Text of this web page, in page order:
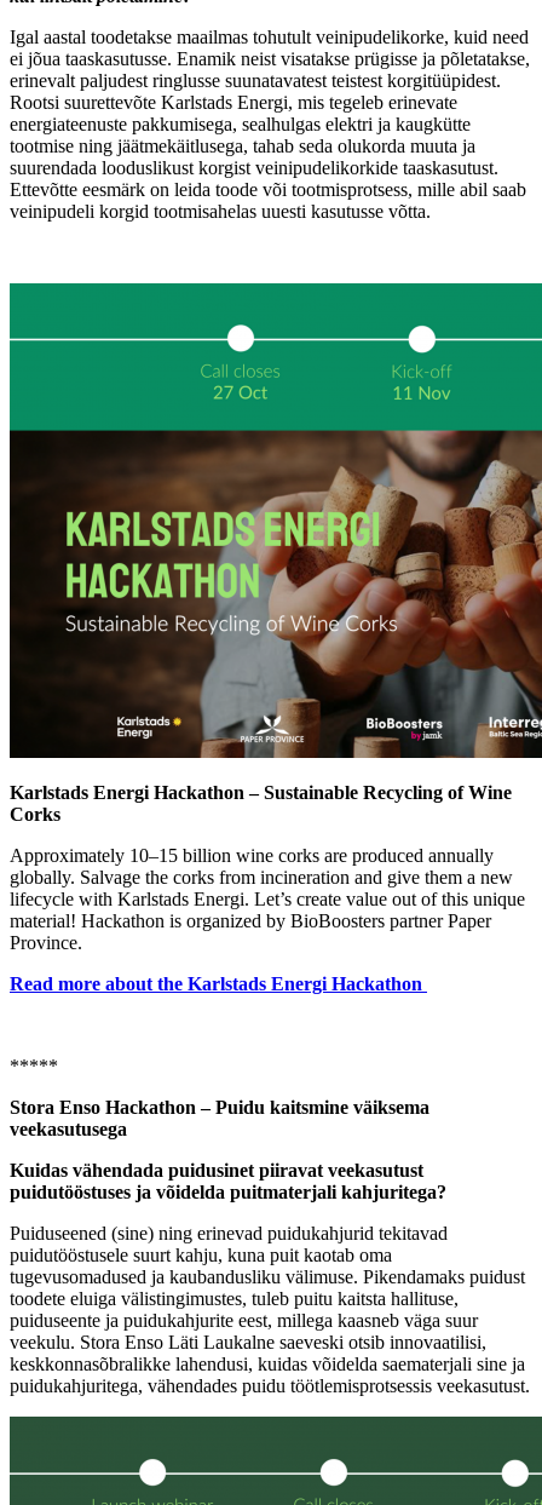
Igal aastal toodetakse maailmas tohutult veinipudelikorke, kuid need
ei jõua taaskasutusse. Enamik neist visatakse prügisse ja põletatakse,
erinevalt paljudest ringlusse suunatavatest teistest korgitüüpidest.
Rootsi suurettevõte Karlstads Energi, mis tegeleb erinevate
energiateenuste pakkumisega, sealhulgas elektri ja kaugkütte
tootmise ning jäätmekäitlusega, tahab seda olukorda muuta ja
suurendada looduslikust korgist veinipudelikorkide taaskasutust.
Ettevõtte eesmärk on leida toode või tootmisprotsess, mille abil saab
veinipudeli korgid tootmisahelas uuesti kasutusse võtta.
Karlstads Energi Hackathon – Sustainable Recycling of Wine
Corks
Approximately 10–15 billion wine corks are produced annually
globally. Salvage the corks from incineration and give them a new
lifecycle with Karlstads Energi. Let’s create value out of this unique
material! Hackathon is organized by BioBoosters partner Paper
Province.
Read more about the Karlstads Energi Hackathon
*****
Stora Enso Hackathon – Puidu kaitsmine väiksema
veekasutusega
Kuidas vähendada puidusinet piiravat veekasutust
puidutööstuses ja võidelda puitmaterjali kahjuritega?
Puiduseened (sine) ning erinevad puidukahjurid tekitavad
puidutööstusele suurt kahju, kuna puit kaotab oma
tugevusomadused ja kaubandusliku välimuse. Pikendamaks puidust
toodete eluiga välistingimustes, tuleb puitu kaitsta hallituse,
puiduseente ja puidukahjurite eest, millega kaasneb väga suur
veekulu. Stora Enso Läti Laukalne saeveski otsib innovaatilisi,
keskkonnasõbralikke lahendusi, kuidas võidelda saematerjali sine ja
puidukahjuritega, vähendades puidu töötlemisprotsessis veekasutust.